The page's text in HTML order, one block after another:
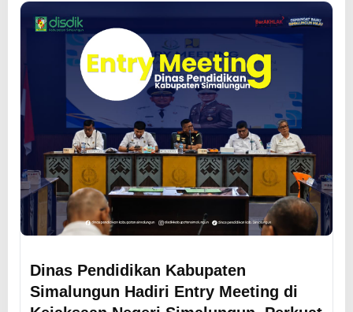
Dinas Pendidikan Kabupaten
Simalungun Hadiri Entry Meeting di